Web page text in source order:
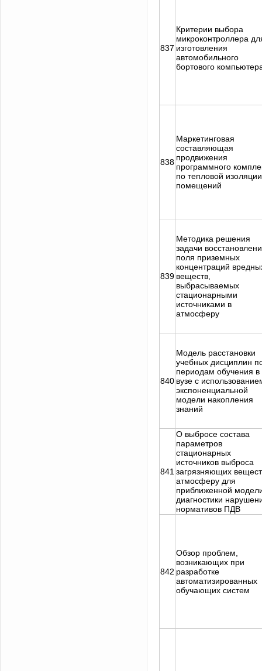
837
Критерии выбора
микроконтроллера
изготовления
автомобильного
бортового
838
Маркетинговая
составляющая
продвижения
программного
по тепловой изоляции
помещений
839
Методика решения
задачи
поля приземных
концентраций
веществ,
выбрасываемых
стационарными
источниками в
атмосферу
840
Модель расстановки
учебных дисциплин
периодам обучения в
вузе с
экспоненциальной
модели накопления
знаний
841
О выбросе состава
параметров
стационарных
источников выброса
загрязняющих
атмосферу для
приближенной
диагностики
нормативов ПДВ
842
Обзор проблем,
возникающих при
разработке
автоматизированных
обучающих систем